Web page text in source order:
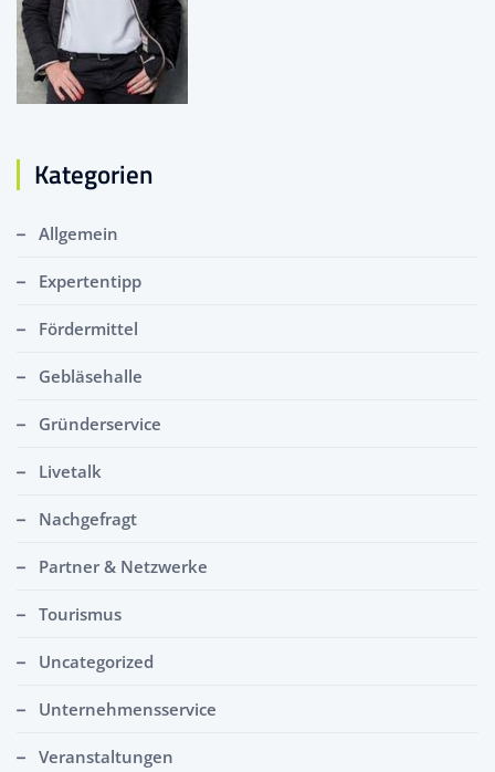
Kategorien
Allgemein
Expertentipp
Fördermittel
Gebläsehalle
Gründerservice
Livetalk
Nachgefragt
Partner & Netzwerke
Tourismus
Uncategorized
Unternehmensservice
Veranstaltungen